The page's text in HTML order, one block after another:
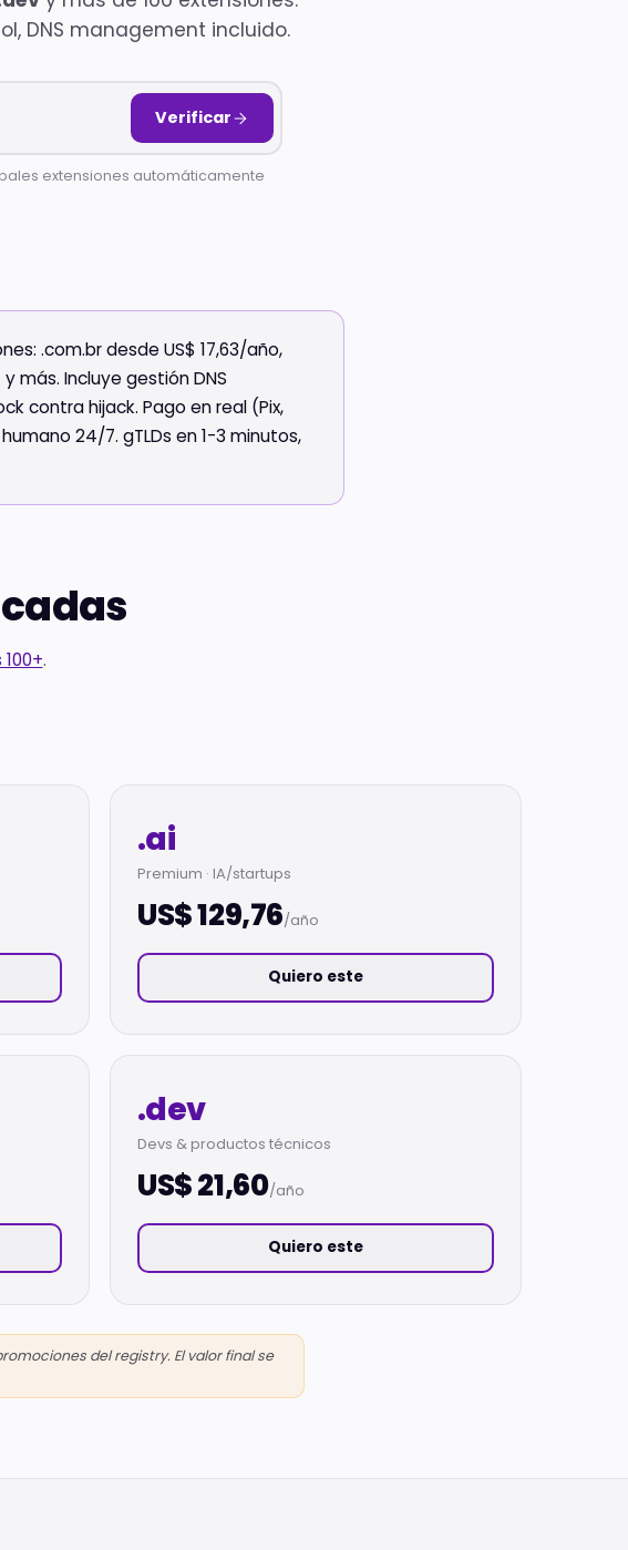
Registro
Hub de
disponibles
Todas las
herramientas
DNS management incluido.
Verificar
extensiones automáticamente
.com.br desde US$ 17,63/año,
y más. Incluye gestión DNS
contra hijack. Pago en real (Pix,
24/7. gTLDs en 1-3 minutos,
.
.ai
Premium · IA/startups
US$ 129,76/año
Quiero este
.dev
Devs & productos técnicos
US$ 21,60/año
Quiero este
del registry. El valor final se